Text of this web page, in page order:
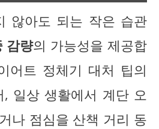
않아도 되는 작은 습관
감량의 가능성을 제공합
어트 정체기 대처 팁의
일상 생활에서 계단 오
나 점심을 산책 거리 동